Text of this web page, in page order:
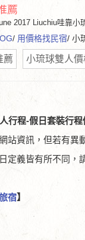
薦
2017 Liuchiu哇靠小
/ 用價格找民宿/ 小
薦 小琉球雙人價
行程-假日套裝行
站資訊，但若有異
定義皆有所不同，
宿】